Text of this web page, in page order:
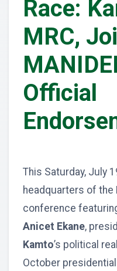
Race:
MRC,
Official
This Saturday, July
headquarters of the
conference
Anicet Ekane,
Kamto’s political
October